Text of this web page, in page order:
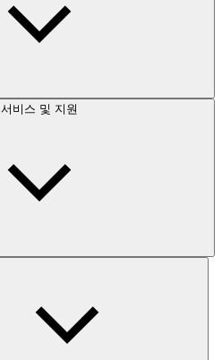
서비스 및 지원